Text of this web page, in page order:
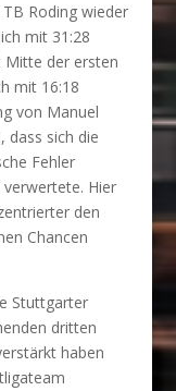
Roding wieder
mit 31:28
Mitte der ersten
mit 16:18
von Manuel
dass sich die
Fehler
Hier
den
Chancen
Stuttgarter
dritten
haben